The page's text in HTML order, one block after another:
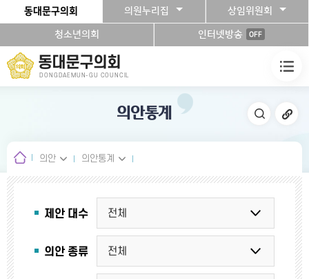
본문바로가기
동대문구의회 의원누리집 상임위원회
청소년의회 인터넷방송 OFF
동대문구의회
DONGDAEMUN-GU COUNCIL
의안통계
의안 의안통계
제안 대수
의안 종류